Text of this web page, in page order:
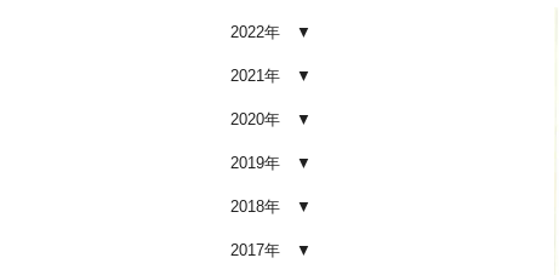
2026.02.02
果を感じない人が見落としている3
つの原因
自分でできる？プロに頼むべき境
2026.01.05
2022年
2021年
2020年
2019年
2018年
2017年